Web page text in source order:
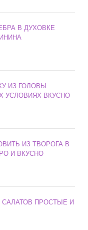
В ДУХОВКЕ
ИЗ ГОЛОВЫ
УСЛОВИЯХ ВКУСНО
ИЗ ТВОРОГА В
И ВКУСНО
ПРОСТЫЕ И